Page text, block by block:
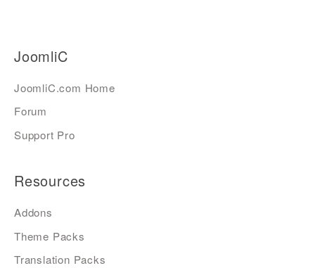
JoomliC
JoomliC.com Home
Forum
Support Pro
Resources
Addons
Theme Packs
Translation Packs